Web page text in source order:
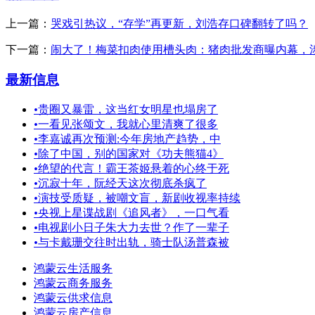
上一篇： 哭戏引热议，“存学”再更新，刘浩存口碑翻转了吗？
下一篇： 闹大了！梅菜扣肉使用槽头肉：猪肉批发商曝内幕，
最新信息
•贵圈又暴雷，这当红女明星也塌房了
•一看见张颂文，我就心里清爽了很多
•李嘉诚再次预测:今年房地产趋势，中
•除了中国，别的国家对《功夫熊猫4》
•绝望的代言！霸王茶姬悬着的心终于死
•沉寂十年，阮经天这次彻底杀疯了
•演技受质疑，被嘲文盲，新剧收视率持续
•央视上星谍战剧《追风者》，一口气看
•电视剧小日子朱大力去世？作了一辈子
•与卡戴珊交往时出轨，骑士队汤普森被
鸿蒙云生活服务
鸿蒙云商务服务
鸿蒙云供求信息
鸿蒙云房产信息